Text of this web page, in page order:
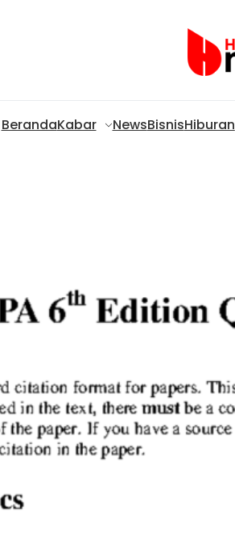
BerandaKabar NewsBisnisHiburan